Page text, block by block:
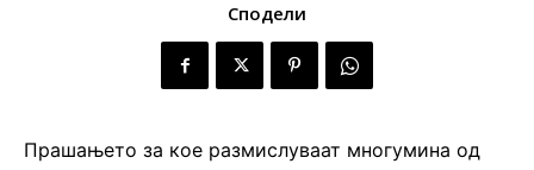
Сподели
Прашањето за кое размислуваат многумина од